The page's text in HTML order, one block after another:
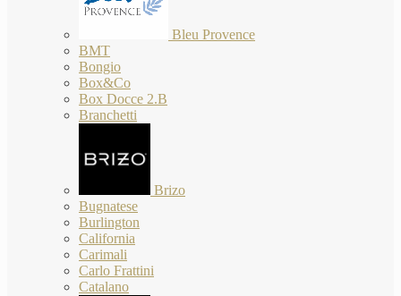
Bleu Provence
BMT
Bongio
Box&Co
Box Docce 2.B
Branchetti
Brizo
Bugnatese
Burlington
California
Carimali
Carlo Frattini
Catalano